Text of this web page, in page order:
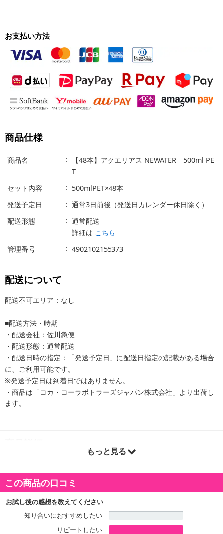
お支払い方法
商品仕様
商品名
【48本】アクエリアス NEWATER 500ml PE
T
セット内容
500mlPET×48本
発送予定日
通常3日前後（発送日カレンダー休日除く）
配送形態
通常配送
詳細は こちら
管理番号
4902102155373
配送について
配送不可エリア：なし
■配送方法・時期
・配送会社：佐川急便
・配送形態：通常配送
・配送日時の指定：「発送予定日」に配送日指定の記載がある場合
に、ご利用可能です。
※発送予定日は到着日ではありません。
・商品は「コカ・コーラボトラーズジャパン株式会社」より出荷し
ます。
加価値のある水です。
適度なアミノ酸*とミネラル**を含むため、水分が水より素早くし
みわたり、長くうるおう、スポーツドリンクのような機能を持ちな
がら、水のように糖質・カロリーゼロ。
スポーツドリンクと水のいいとこどりで、水分補給として水やお
もっと見る
この商品の口コミ
お試し後の感想を教えてください
知り合いにおすすめしたい
リピートしたい